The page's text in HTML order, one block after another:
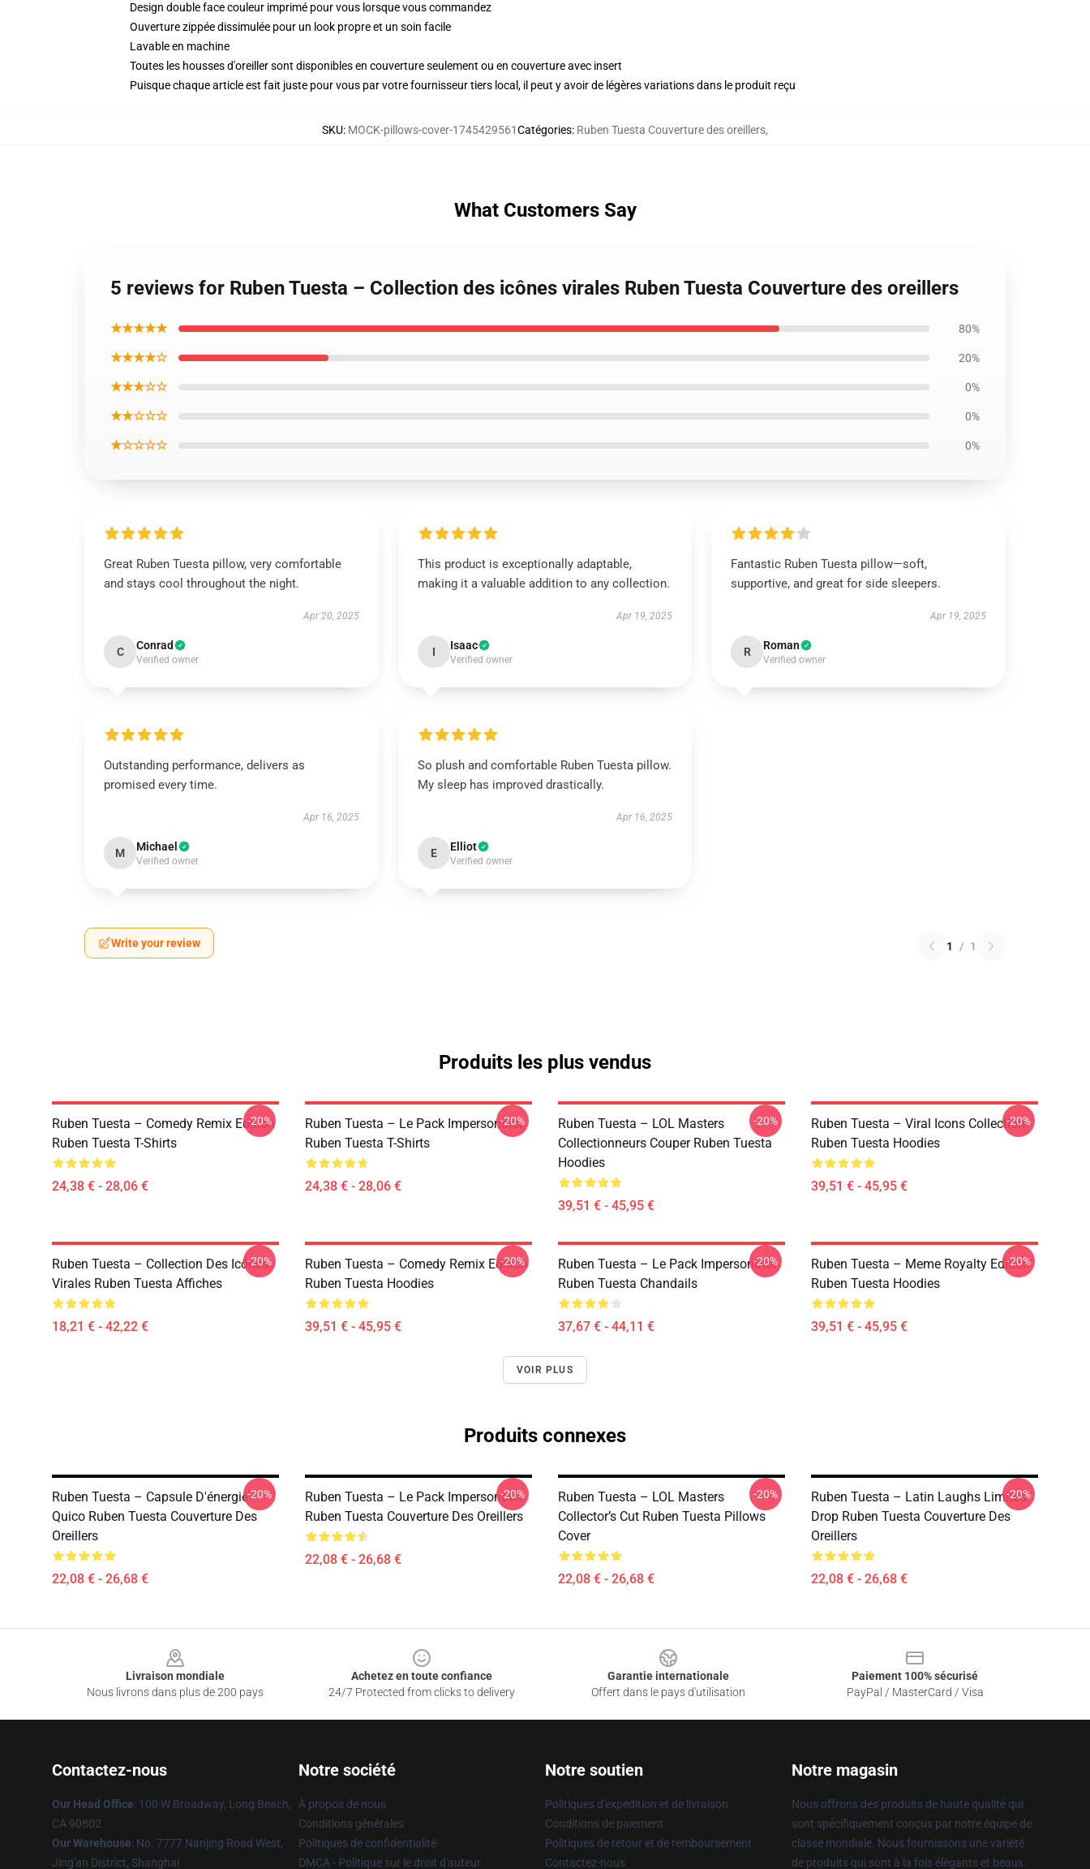
Design double face couleur imprimé pour vous lorsque vous commandez
Ouverture zippée dissimulée pour un look propre et un soin facile
Lavable en machine
Toutes les housses d'oreiller sont disponibles en couverture seulement ou en couverture avec insert
Puisque chaque article est fait juste pour vous par votre fournisseur tiers local, il peut y avoir de légères variations dans le produit reçu
SKU: MOCK-pillows-cover-1745429561Catégories: Ruben Tuesta Couverture des oreillers,
What Customers Say
5 reviews for Ruben Tuesta – Collection des icônes virales Ruben Tuesta Couverture des oreillers
★★★★★ 80%
★★★★☆ 20%
★★★☆☆ 0%
★★☆☆☆ 0%
★☆☆☆☆ 0%
Great Ruben Tuesta pillow, very comfortable
and stays cool throughout the night.
Apr 20, 2025
C Conrad
Verified owner
This product is exceptionally adaptable,
making it a valuable addition to any collection.
Apr 19, 2025
I Isaac
Verified owner
Fantastic Ruben Tuesta pillow—soft,
supportive, and great for side sleepers.
Apr 19, 2025
R Roman
Verified owner
Outstanding performance, delivers as
promised every time.
Apr 16, 2025
M Michael
Verified owner
So plush and comfortable Ruben Tuesta pillow.
My sleep has improved drastically.
Apr 16, 2025
E Elliot
Verified owner
Write your review 1 / 1
Produits les plus vendus
Ruben Tuesta – Comedy Remix Edition
Ruben Tuesta T-Shirts
24,38 € - 28,06 €
-20%
Ruben Tuesta – Le Pack Impersonator
Ruben Tuesta T-Shirts
24,38 € - 28,06 €
-20%
Ruben Tuesta – LOL Masters
Collectionneurs Couper Ruben Tuesta
Hoodies
39,51 € - 45,95 €
-20%
Ruben Tuesta – Viral Icons Collection
Ruben Tuesta Hoodies
39,51 € - 45,95 €
-20%
Ruben Tuesta – Collection Des Icônes
Virales Ruben Tuesta Affiches
18,21 € - 42,22 €
-20%
Ruben Tuesta – Comedy Remix Edition
Ruben Tuesta Hoodies
39,51 € - 45,95 €
-20%
Ruben Tuesta – Le Pack Impersonator
Ruben Tuesta Chandails
37,67 € - 44,11 €
-20%
Ruben Tuesta – Meme Royalty Edition
Ruben Tuesta Hoodies
39,51 € - 45,95 €
-20%
VOIR PLUS
Produits connexes
Ruben Tuesta – Capsule D'énergie
Quico Ruben Tuesta Couverture Des
Oreillers
22,08 € - 26,68 €
-20%
Ruben Tuesta – Le Pack Impersonator
Ruben Tuesta Couverture Des Oreillers
22,08 € - 26,68 €
-20%
Ruben Tuesta – LOL Masters
Collector’s Cut Ruben Tuesta Pillows
Cover
22,08 € - 26,68 €
-20%
Ruben Tuesta – Latin Laughs Limited
Drop Ruben Tuesta Couverture Des
Oreillers
22,08 € - 26,68 €
-20%
Livraison mondiale
Nous livrons dans plus de 200 pays
Achetez en toute confiance
24/7 Protected from clicks to delivery
Garantie internationale
Offert dans le pays d'utilisation
Paiement 100% sécurisé
PayPal / MasterCard / Visa
Contactez-nous
Our Head Office: 100 W Broadway, Long Beach,
CA 90802
Our Warehouse: No. 7777 Nanjing Road West,
Jing'an District, Shanghai
Notre société
À propos de nous
Conditions générales
Politiques de confidentialité
DMCA - Politique sur le droit d'auteur
Notre soutien
Politiques d'expédition et de livraison
Conditions de paiement
Politiques de retour et de remboursement
Contactez-nous
Notre magasin
Nous offrons des produits de haute qualité qui
sont spécifiquement conçus par notre équipe de
classe mondiale. Nous fournissons une variété
de produits qui sont à la fois élégants et beaux.